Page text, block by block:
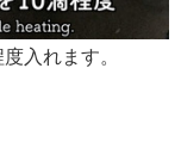
入れます。